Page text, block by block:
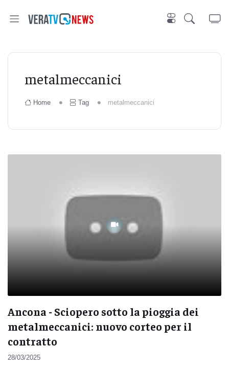
metalmeccanici
Home Tag metalmeccanici
Ancona - Sciopero sotto la pioggia dei
metalmeccanici: nuovo corteo per il
contratto
28/03/2025